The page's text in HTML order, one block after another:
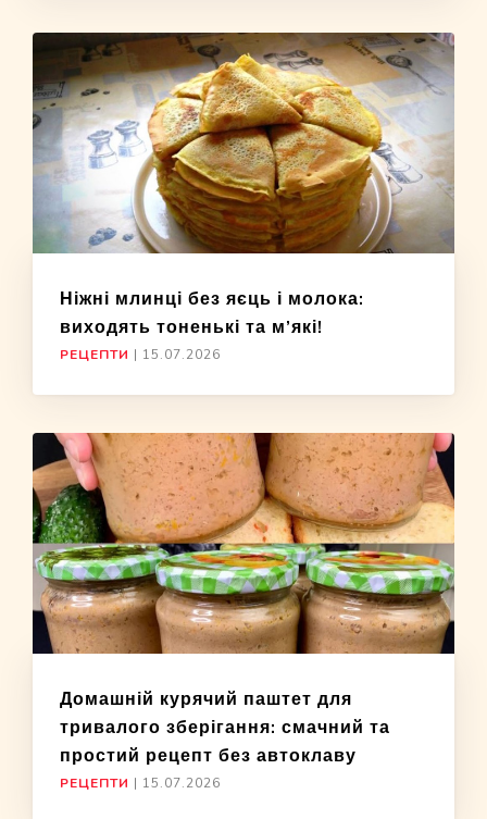
Ніжні млинці без яєць і молока:
виходять тоненькі та м’які!
РЕЦЕПТИ | 15.07.2026
Домашній курячий паштет для
тривалого зберігання: смачний та
простий рецепт без автоклаву
РЕЦЕПТИ | 15.07.2026